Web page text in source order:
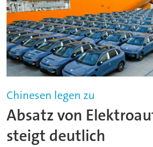
Chinesen legen zu
Absatz von
steigt deutlich